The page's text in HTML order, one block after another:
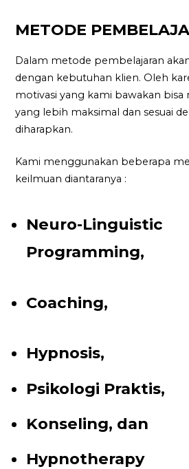
METODE
Dalam metode pembelajaran
dengan kebutuhan klien. Oleh
motivasi yang kami bawakan bisa
yang lebih maksimal dan sesuai
diharapkan.
Kami menggunakan beberapa
keilmuan diantaranya :
Neuro-Linguistic
Programming,
Coaching,
Hypnosis,
Psikologi Praktis,
Konseling, dan
Hypnotherapy